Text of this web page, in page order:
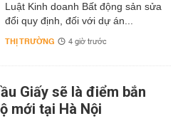
Luật Kinh doanh Bất động sản sửa
đổi quy định, đối với dự án...
THỊ TRƯỜNG 4 giờ trước
Giấy sẽ là điểm bắn
mới tại Hà Nội